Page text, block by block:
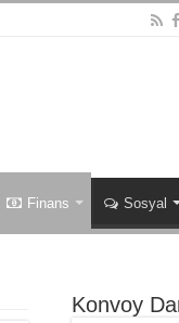
Finans Sosyal
Konvoy